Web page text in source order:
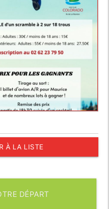
À LA LISTE
DÉPART